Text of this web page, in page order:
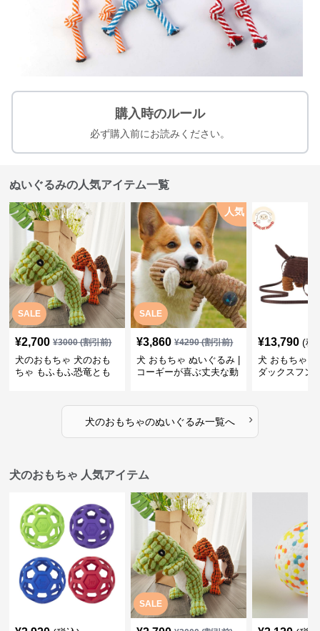
購入時のルール
必ず購入前にお読みください。
ぬいぐるみの人気アイテム一覧
SALE
¥2,700 ¥3000(割引前)
犬のおもちゃ 犬のおも
ちゃ もふもふ恐竜とも
SALE
人気
¥3,860 ¥4290(割引前)
犬 おもちゃ ぬいぐるみ |
コーギーが喜ぶ丈夫な動
¥13,790 (税
犬 おもちゃ
ダックスフン
犬のおもちゃのぬいぐるみ一覧へ ›
犬のおもちゃ 人気アイテム
SALE